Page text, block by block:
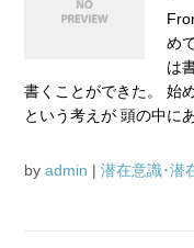
め
は
書くことができた。 始
という考えが 頭の中に
by admin | 潜在意識･潜